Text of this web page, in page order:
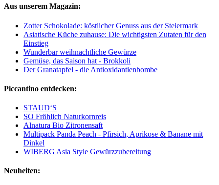
Aus unserem Magazin:
Zotter Schokolade: köstlicher Genuss aus der Steiermark
Asiatische Küche zuhause: Die wichtigsten Zutaten für den
Einstieg
Wunderbar weihnachtliche Gewürze
Gemüse, das Saison hat - Brokkoli
Der Granatapfel - die Antioxidantienbombe
Piccantino entdecken:
STAUD‘S
SO Fröhlich Naturkornreis
Alnatura Bio Zitronensaft
Multipack Panda Peach - Pfirsich, Aprikose & Banane mit
Dinkel
WIBERG Asia Style Gewürzzubereitung
Neuheiten: